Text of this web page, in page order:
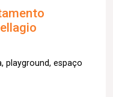
playground, espaço